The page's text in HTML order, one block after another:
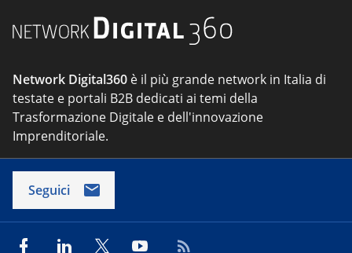
Network Digital360 è il più grande network in Italia di
testate e portali B2B dedicati ai temi della
Trasformazione Digitale e dell'innovazione
Imprenditoriale.
Seguici